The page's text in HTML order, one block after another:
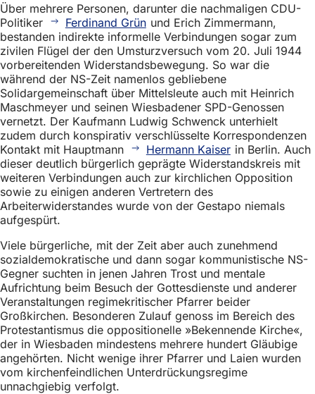
Über mehrere Personen, darunter die nachmaligen CDU-
Politiker
Ferdinand Grün und Erich Zimmermann,
bestanden indirekte informelle Verbindungen sogar zum
zivilen Flügel der den Umsturzversuch vom 20. Juli 1944
vorbereitenden Widerstandsbewegung. So war die
während der NS-Zeit namenlos gebliebene
Solidargemeinschaft über Mittelsleute auch mit Heinrich
Maschmeyer und seinen Wiesbadener SPD-Genossen
vernetzt. Der Kaufmann Ludwig Schwenck unterhielt
zudem durch konspirativ verschlüsselte Korrespondenzen
Kontakt mit Hauptmann
Hermann Kaiser in Berlin. Auch
dieser deutlich bürgerlich geprägte Widerstandskreis mit
weiteren Verbindungen auch zur kirchlichen Opposition
sowie zu einigen anderen Vertretern des
Arbeiterwiderstandes wurde von der Gestapo niemals
aufgespürt.
Viele bürgerliche, mit der Zeit aber auch zunehmend
sozialdemokratische und dann sogar kommunistische NS-
Gegner suchten in jenen Jahren Trost und mentale
Aufrichtung beim Besuch der Gottesdienste und anderer
Veranstaltungen regimekritischer Pfarrer beider
Großkirchen. Besonderen Zulauf genoss im Bereich des
Protestantismus die oppositionelle »Bekennende Kirche«,
der in Wiesbaden mindestens mehrere hundert Gläubige
angehörten. Nicht wenige ihrer Pfarrer und Laien wurden
vom kirchenfeindlichen Unterdrückungsregime
unnachgiebig verfolgt.